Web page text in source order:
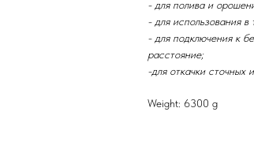
- для полива и
- для использования в
- для подключения к
расстояние;
-для откачки сточных
Weight: 6300 g